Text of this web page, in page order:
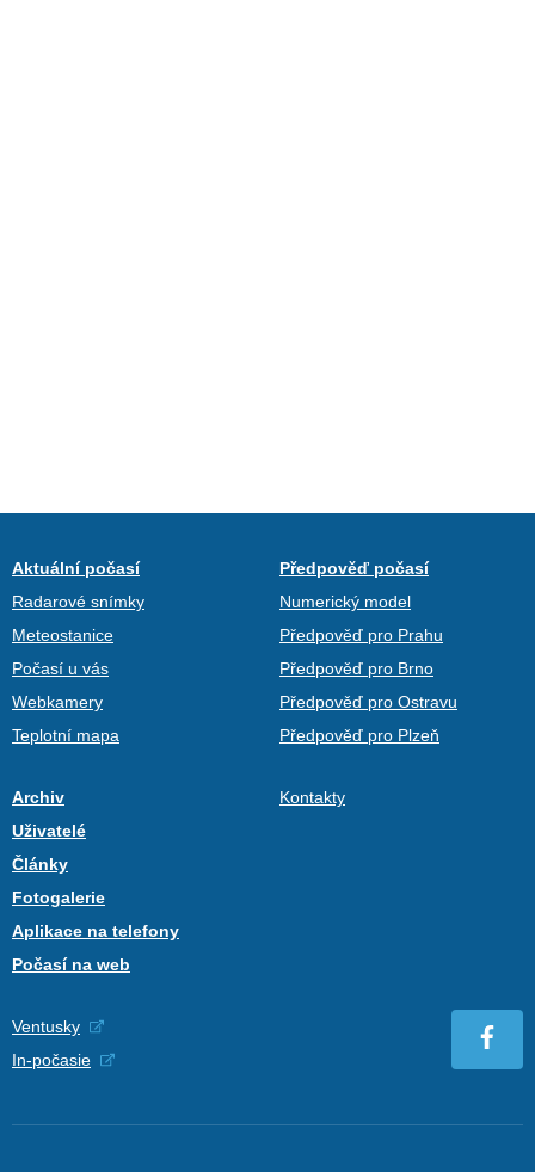
Aktuální počasí
Radarové snímky
Meteostanice
Počasí u vás
Webkamery
Teplotní mapa
Předpověď počasí
Numerický model
Předpověď pro Prahu
Předpověď pro Brno
Předpověď pro Ostravu
Předpověď pro Plzeň
Archiv
Uživatelé
Články
Fotogalerie
Aplikace na telefony
Počasí na web
Kontakty
Ventusky
In-počasie